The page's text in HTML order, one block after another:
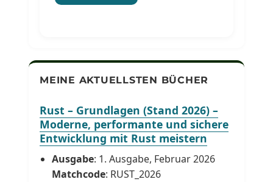
MEINE AKTUELLSTEN BÜCHER
Rust – Grundlagen (Stand 2026) –
Moderne, performante und sichere
Entwicklung mit Rust meistern
Ausgabe: 1. Ausgabe, Februar 2026
Matchcode: RUST_2026